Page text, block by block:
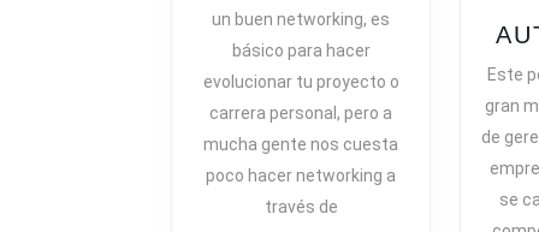
un buen networking, es
básico para hacer
evolucionar tu proyecto o
carrera personal, pero a
mucha gente nos cuesta
poco hacer networking a
través de
Este
gran
de
se